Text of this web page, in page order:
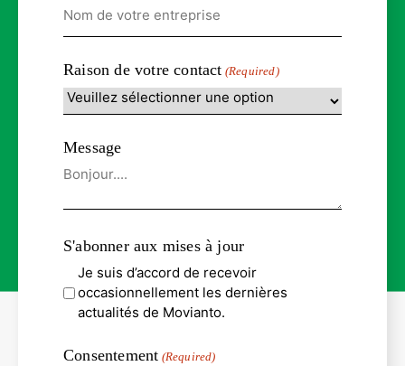
Raison de votre contact (Required)
Message
S'abonner aux mises à jour
Je suis d’accord de recevoir
occasionnellement les dernières
actualités de Movianto.
Consentement (Required)